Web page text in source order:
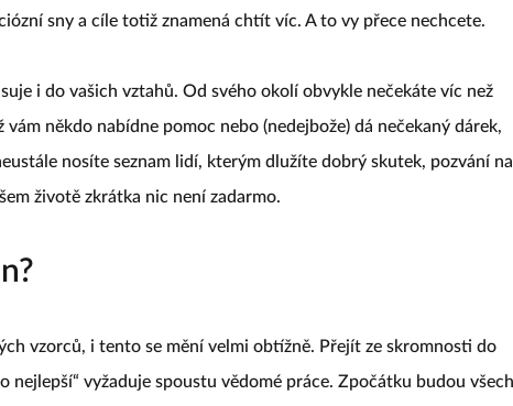
sny a cíle totiž znamená chtít víc. A to vy přece nechcete.
i do vašich vztahů. Od svého okolí obvykle nečekáte víc než
někdo nabídne pomoc nebo (nedejbože) dá nečekaný dárek,
nosíte seznam lidí, kterým dlužíte dobrý skutek, pozvání na
životě zkrátka nic není zadarmo.
vzorců, i tento se mění velmi obtížně. Přejít ze skromnosti do
nejlepší“ vyžaduje spoustu vědomé práce. Zpočátku budou